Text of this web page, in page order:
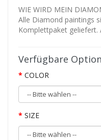
WIE WIRD MEIN
Alle Diamond paintings
Komplettpaket geliefert.
Verfügbare
COLOR
SIZE